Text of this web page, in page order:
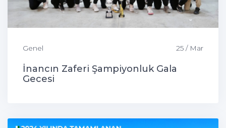
Genel 25 / Mar
İnancın Zaferi Şampiyonluk Gala
Gecesi